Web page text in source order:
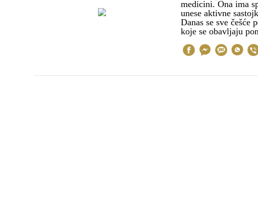
medicini. Ona ima
unese aktivne
Danas se sve češće
koje se obavljaju